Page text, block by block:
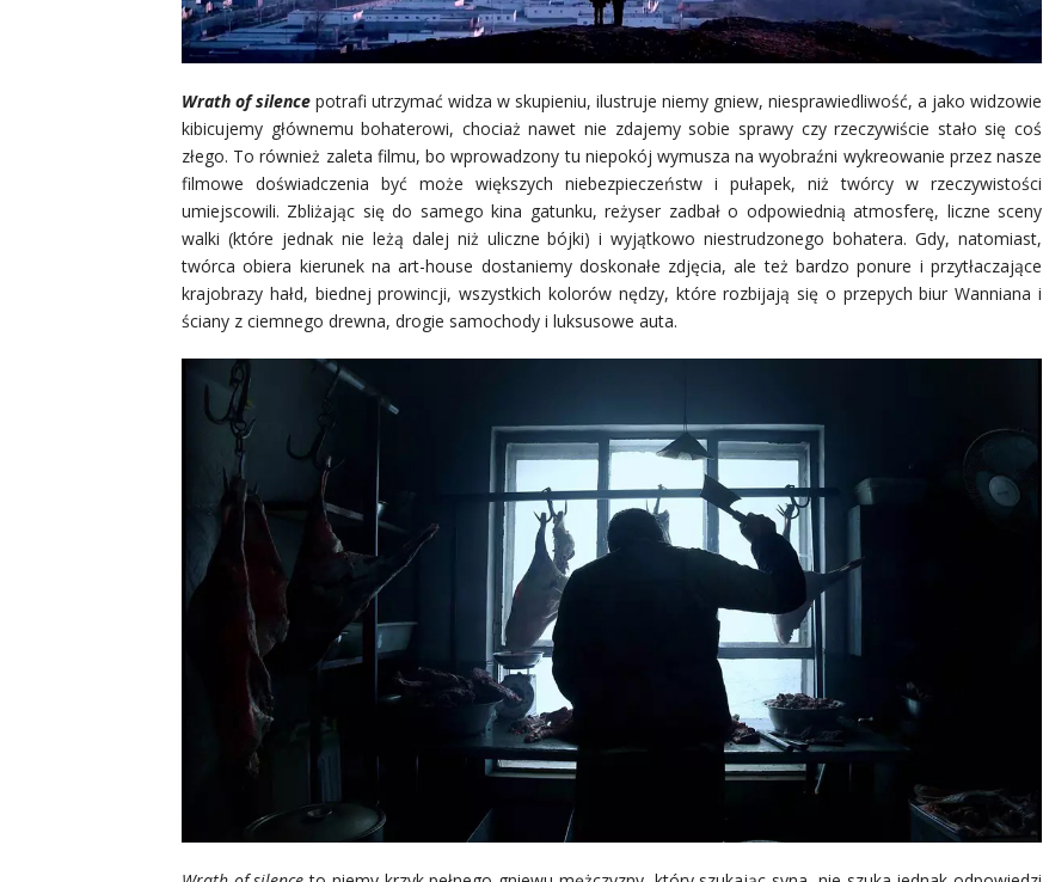
Wrath of silence potrafi utrzymać widza w skupieniu, ilustruje niemy gniew, niesprawiedliwość, a jako widzowie
kibicujemy głównemu bohaterowi, chociaż nawet nie zdajemy sobie sprawy czy rzeczywiście stało się coś
złego. To również zaleta filmu, bo wprowadzony tu niepokój wymusza na wyobraźni wykreowanie przez nasze
filmowe doświadczenia być może większych niebezpieczeństw i pułapek, niż twórcy w rzeczywistości
umiejscowili. Zbliżając się do samego kina gatunku, reżyser zadbał o odpowiednią atmosferę, liczne sceny
walki (które jednak nie leżą dalej niż uliczne bójki) i wyjątkowo niestrudzonego bohatera. Gdy, natomiast,
twórca obiera kierunek na art-house dostaniemy doskonałe zdjęcia, ale też bardzo ponure i przytłaczające
krajobrazy hałd, biednej prowincji, wszystkich kolorów nędzy, które rozbijają się o przepych biur Wanniana i
ściany z ciemnego drewna, drogie samochody i luksusowe auta.